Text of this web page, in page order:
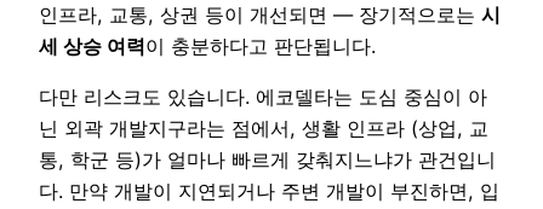
인프라, 교통, 상권 등이 개선되면 — 장기적으로는 시
세 상승 여력이 충분하다고 판단됩니다.
다만 리스크도 있습니다. 에코델타는 도심 중심이 아
닌 외곽 개발지구라는 점에서, 생활 인프라 (상업, 교
통, 학군 등)가 얼마나 빠르게 갖춰지느냐가 관건입니
다. 만약 개발이 지연되거나 주변 개발이 부진하면, 입